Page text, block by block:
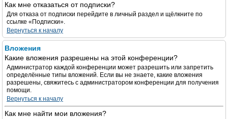
Как мне отказаться от подписки?
Для отказа от подписки перейдите в личный раздел и щёлкните по
ссылке «Подписки».
Вернуться к началу
Вложения
Какие вложения разрешены на этой конференции?
Администратор каждой конференции может разрешить или запретить
определённые типы вложений. Если вы не знаете, какие вложения
разрешены, свяжитесь с администратором конференции для получения
помощи.
Вернуться к началу
Как мне найти мои вложения?